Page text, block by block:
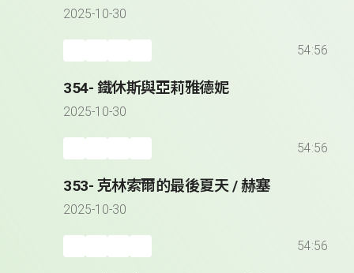
2025-10-30
54:56
354- 鐵休斯與亞莉雅德妮
2025-10-30
54:56
353- 克林索爾的最後夏天 / 赫塞
2025-10-30
54:56